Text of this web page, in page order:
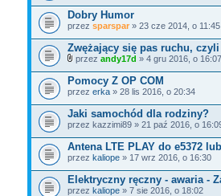
Dobry Humor
przez sparspar» 23 cze 2014, o 11:45
Zwężający się pas ruchu,
przez andy17d » 4 gru 2016, o 16:07
Pomocy Z OP COM
przez erka» 28 lis 2016, o 20:34
Jaki samochód dla rodziny?
przez kazzimi89 » 21 paź 2016, o
Antena LTE PLAY do e5372
przez kaliope» 17 wrz 2016, o 16:30
Elektryczny ręczny - awaria -
przez kaliope» 7 sie 2016, o 18:02